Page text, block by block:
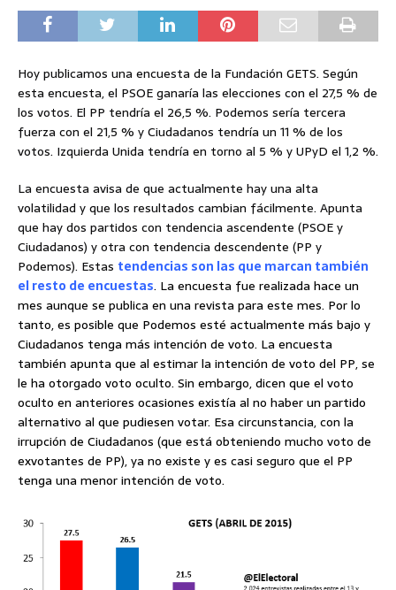
Hoy publicamos una encuesta de la Fundación GETS. Según
esta encuesta, el PSOE ganaría las elecciones con el 27,5 % de
los votos. El PP tendría el 26,5 %. Podemos sería tercera
fuerza con el 21,5 % y Ciudadanos tendría un 11 % de los
votos. Izquierda Unida tendría en torno al 5 % y UPyD el 1,2 %.
La encuesta avisa de que actualmente hay una alta
volatilidad y que los resultados cambian fácilmente. Apunta
que hay dos partidos con tendencia ascendente (PSOE y
Ciudadanos) y otra con tendencia descendente (PP y
Podemos). Estas tendencias son las que marcan también
el resto de encuestas. La encuesta fue realizada hace un
mes aunque se publica en una revista para este mes. Por lo
tanto, es posible que Podemos esté actualmente más bajo y
Ciudadanos tenga más intención de voto. La encuesta
también apunta que al estimar la intención de voto del PP, se
le ha otorgado voto oculto. Sin embargo, dicen que el voto
oculto en anteriores ocasiones existía al no haber un partido
alternativo al que pudiesen votar. Esa circunstancia, con la
irrupción de Ciudadanos (que está obteniendo mucho voto de
exvotantes de PP), ya no existe y es casi seguro que el PP
tenga una menor intención de voto.